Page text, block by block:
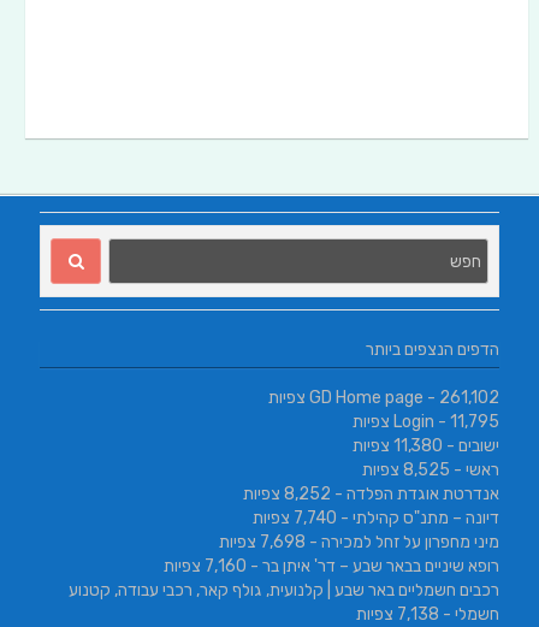
הדפים הנצפים ביותר
GD Home page - 261,102 צפיות
Login - 11,795 צפיות
ישובים - 11,380 צפיות
ראשי - 8,525 צפיות
אנדרטת אוגדת הפלדה - 8,252 צפיות
דיונה – מתנ"ס קהילתי - 7,740 צפיות
מיני מחפרון על זחל למכירה - 7,698 צפיות
רופא שיניים בבאר שבע – דר' איתן בר - 7,160 צפיות
רכבים חשמליים באר שבע | קלנועית, גולף קאר, רכבי עבודה, קטנוע
חשמלי - 7,138 צפיות